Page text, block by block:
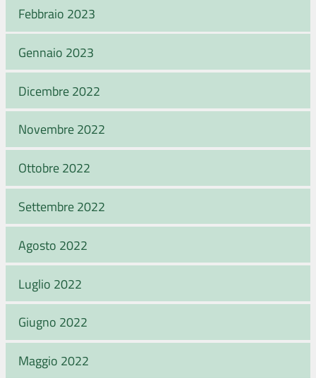
Febbraio 2023
Gennaio 2023
Dicembre 2022
Novembre 2022
Ottobre 2022
Settembre 2022
Agosto 2022
Luglio 2022
Giugno 2022
Maggio 2022